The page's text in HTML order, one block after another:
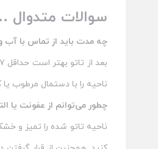
سوالات متدوال
چه مدت باید از تماس با آب
ناحیه را با دستمال مرطوب
چطور می‌توانم از عفونت یا
ناحیه تاتو شده را تمیز و